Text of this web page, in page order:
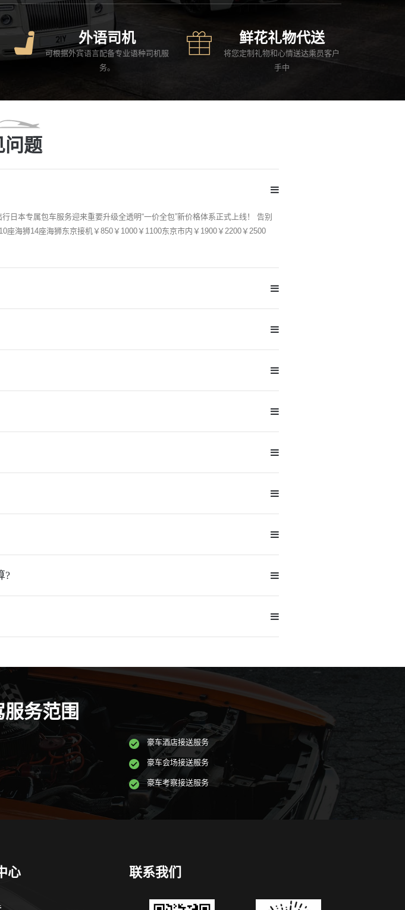
外语司机
可根据外宾语言配备专业语种司机服
务。
鲜花礼物代送
将您定制礼物和心情送达乘员客户
手中
问题
本专属包车服务迎来重要升级全透明“一价全包”新价格体系正式上线！ 告别
海狮14座海狮东京接机￥850￥1000￥1100东京市内￥1900￥2200￥2500
?
务范围
豪车酒店接送服务
豪车会场接送服务
豪车考察接送服务
心 联系我们